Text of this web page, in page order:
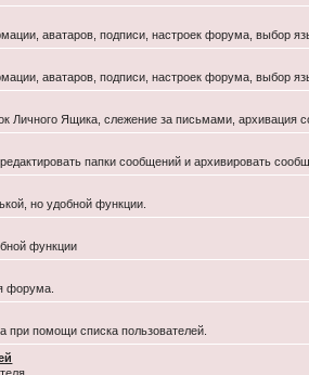
аватаров, подписи, настроек форума, выбор
аватаров, подписи, настроек форума, выбор
Личного Ящика, слежение за письмами, архивация
папки сообщений и архивировать
но удобной функции.
функции
форума.
при помощи списка пользователей.